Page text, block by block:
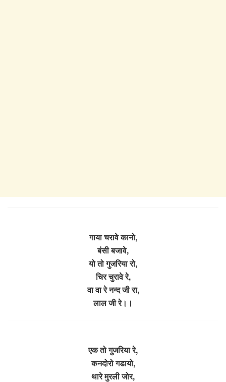
गाया चरावे कानो,
बंसी बजावे,
यो तो गुजरिया रो,
चिर चुरावे रे,
वा वा रे नन्द जी रा,
लाल जी रे।।
एक तो गुजरिया रे,
कनदोरो गडायो,
थारे मुरली जोर,